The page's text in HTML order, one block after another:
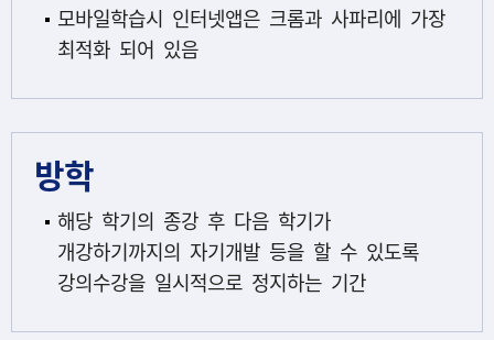
모바일학습시 인터넷앱은 크롬과 사파리에 가장
최적화 되어 있음
방학
해당 학기의 종강 후 다음 학기가
개강하기까지의 자기개발 등을 할 수 있도록
강의수강을 일시적으로 정지하는 기간